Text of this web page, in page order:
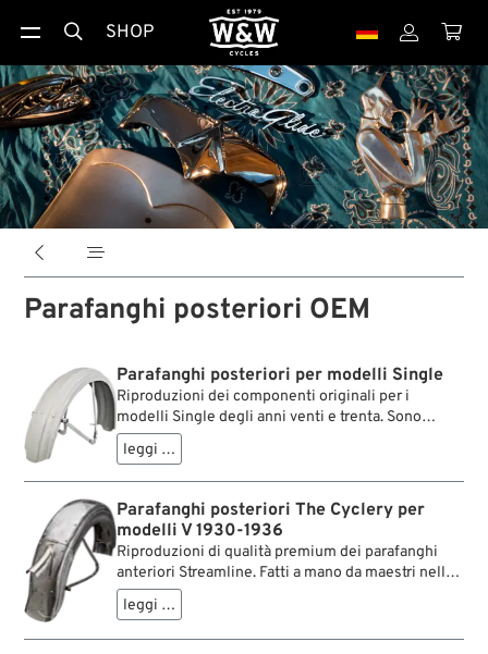
 SHOP  
 
Parafanghi posteriori OEM
Parafanghi posteriori per modelli Single
Riproduzioni dei componenti originali per i
modelli Single degli anni venti e trenta. Sono
realizzate in lamiera d'acciaio molto solida, con
montanti precisi, esattamente come i pezzi OEM.
leggi …
Parafanghi posteriori The Cyclery per
modelli V 1930-1936
Riproduzioni di qualità premium dei parafanghi
anteriori Streamline. Fatti a mano da maestri nella
lavorazione delle lamiere, soddisfanno il massimo
delle aspettative. Hanno i montanti esatti, coda
con cerniera e coprifanalino Airflow.
leggi …